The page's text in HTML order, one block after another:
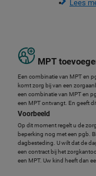
Lees
MPT
Een combinatie van MPT en
komt zorg bij van een
een combinatie van MPT en
een MPT ontvangt. En geeft
Voorbeeld
Op dit moment regelt u de
beperking nog met een pgb.
dagbesteding. U wilt dat de
een contract bij het
een MPT. Uw kind heeft dan